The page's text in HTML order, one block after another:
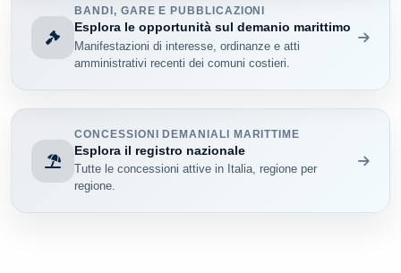
BANDI, GARE E PUBBLICAZIONI
Esplora le opportunità sul demanio marittimo
Manifestazioni di interesse, ordinanze e atti
amministrativi recenti dei comuni costieri.
CONCESSIONI DEMANIALI MARITTIME
Esplora il registro nazionale
Tutte le concessioni attive in Italia, regione per
regione.